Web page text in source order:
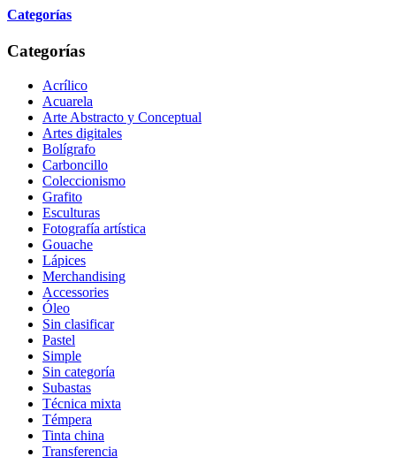
Categorías
Categorías
Acrílico
Acuarela
Arte Abstracto y Conceptual
Artes digitales
Bolígrafo
Carboncillo
Coleccionismo
Grafito
Esculturas
Fotografía artística
Gouache
Lápices
Merchandising
Accessories
Óleo
Sin clasificar
Pastel
Simple
Sin categoría
Subastas
Técnica mixta
Témpera
Tinta china
Transferencia